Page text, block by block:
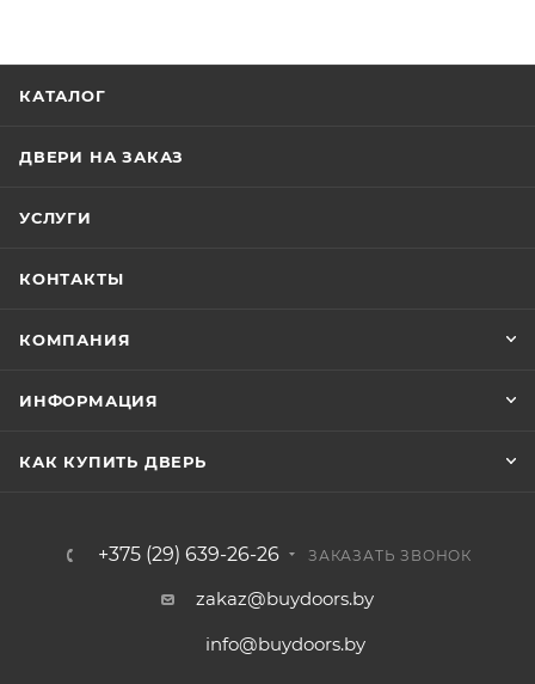
КАТАЛОГ
ДВЕРИ НА ЗАКАЗ
УСЛУГИ
КОНТАКТЫ
КОМПАНИЯ
ИНФОРМАЦИЯ
КАК КУПИТЬ ДВЕРЬ
+375 (29) 639-26-26 ЗАКАЗАТЬ ЗВОНОК
zakaz@buydoors.by
info@buydoors.by